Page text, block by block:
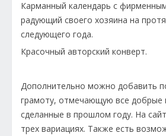
Карманный календарь с
радующий своего хозяина на
следующего года.
Красочный авторский конверт.
Дополнительно можно добавить
грамоту, отмечающую все добрые
сделанные в прошлом году. На
трех вариациях. Также есть